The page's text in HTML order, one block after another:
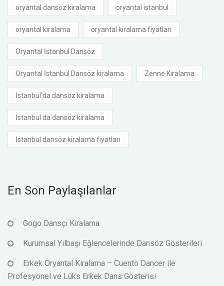
oryantal dansöz kiralama oryantal istanbul
oryantal kiralama oryantal kiralama fiyatları
Oryantal İstanbul Dansöz
Oryantal İstanbul Dansöz kiralama Zenne Kiralama
İstanbul'da dansöz kiralama
İstanbul da dansöz kiralama
İstanbul dansöz kiralama fiyatları
En Son Paylaşılanlar
Gogo Dansçı Kiralama
Kurumsal Yılbaşı Eğlencelerinde Dansöz Gösterileri
Erkek Oryantal Kiralama – Cuento Dancer ile
Profesyonel ve Lüks Erkek Dans Gösterisi